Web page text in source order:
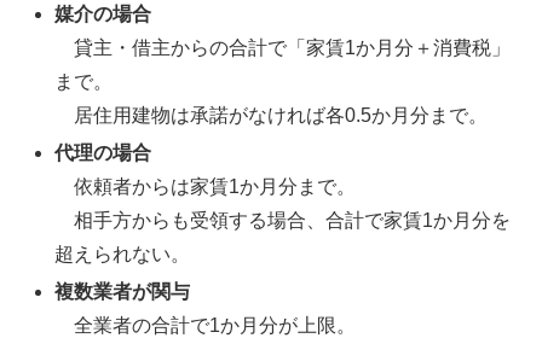
媒介の場合
貸主・借主からの合計で「家賃1か月分＋消費税」
まで。
居住用建物は承諾がなければ各0.5か月分まで。
代理の場合
依頼者からは家賃1か月分まで。
相手方からも受領する場合、合計で家賃1か月分を
超えられない。
複数業者が関与
全業者の合計で1か月分が上限。